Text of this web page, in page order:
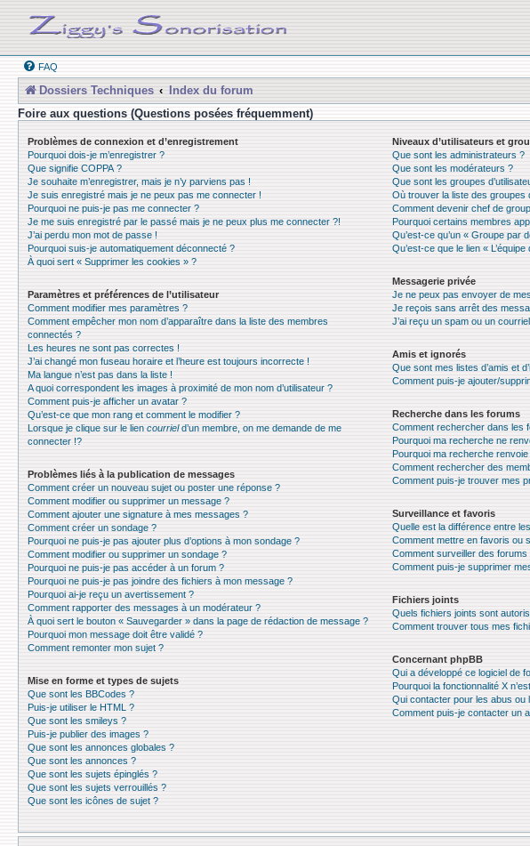
FAQ
Dossiers Techniques
Index du forum
Foire aux questions (Questions posées fréquemment)
Problèmes de connexion et d’enregistrement
Pourquoi dois-je m’enregistrer ?
Que signifie COPPA ?
Je souhaite m’enregistrer, mais je n’y parviens pas !
Je suis enregistré mais je ne peux pas me connecter !
Pourquoi ne puis-je pas me connecter ?
Je me suis enregistré par le passé mais je ne peux plus me connecter ?!
J’ai perdu mon mot de passe !
Pourquoi suis-je automatiquement déconnecté ?
À quoi sert « Supprimer les cookies » ?
Paramètres et préférences de l’utilisateur
Comment modifier mes paramètres ?
Comment empêcher mon nom d’apparaître dans la liste des membres
connectés ?
Les heures ne sont pas correctes !
J’ai changé mon fuseau horaire et l’heure est toujours incorrecte !
Ma langue n’est pas dans la liste !
A quoi correspondent les images à proximité de mon nom d’utilisateur ?
Comment puis-je afficher un avatar ?
Qu’est-ce que mon rang et comment le modifier ?
Lorsque je clique sur le lien courrield’un membre, on me demande de me
connecter !?
Problèmes liés à la publication de messages
Comment créer un nouveau sujet ou poster une réponse ?
Comment modifier ou supprimer un message ?
Comment ajouter une signature à mes messages ?
Comment créer un sondage ?
Pourquoi ne puis-je pas ajouter plus d’options à mon sondage ?
Comment modifier ou supprimer un sondage ?
Pourquoi ne puis-je pas accéder à un forum ?
Pourquoi ne puis-je pas joindre des fichiers à mon message ?
Pourquoi ai-je reçu un avertissement ?
Comment rapporter des messages à un modérateur ?
À quoi sert le bouton « Sauvegarder » dans la page de rédaction de message ?
Pourquoi mon message doit être validé ?
Comment remonter mon sujet ?
Mise en forme et types de sujets
Que sont les BBCodes ?
Puis-je utiliser le HTML ?
Que sont les smileys ?
Puis-je publier des images ?
Que sont les annonces globales ?
Que sont les annonces ?
Que sont les sujets épinglés ?
Que sont les sujets verrouillés ?
Que sont les icônes de sujet ?
Niveaux d’utilisateurs et
Que sont les administrateurs ?
Que sont les modérateurs ?
Que sont les groupes
Où trouver la liste des groupes
Comment devenir chef de
Pourquoi certains membres
Qu’est-ce qu’un « Groupe par
Qu’est-ce que le lien «
Messagerie privée
Je ne peux pas envoyer de
Je reçois sans arrêt des
J’ai reçu un spam ou un
Amis et ignorés
Que sont mes listes d’amis et
Comment puis-je ajouter/
Recherche dans les forums
Comment rechercher dans les
Pourquoi ma recherche ne
Pourquoi ma recherche
Comment rechercher des
Comment puis-je trouver mes
Surveillance et favoris
Quelle est la différence entre
Comment mettre en favoris ou
Comment surveiller des forums
Comment puis-je supprimer
Fichiers joints
Quels fichiers joints sont
Comment trouver tous mes
Concernant phpBB
Qui a développé ce logiciel de
Pourquoi la fonctionnalité X
Qui contacter pour les abus ou
Comment puis-je contacter un